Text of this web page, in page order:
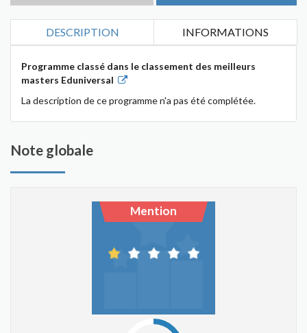
DESCRIPTION INFORMATIONS
Programme classé dans le classement des meilleurs
masters Eduniversal
La description de ce programme n'a pas été complétée.
Note globale
Mention